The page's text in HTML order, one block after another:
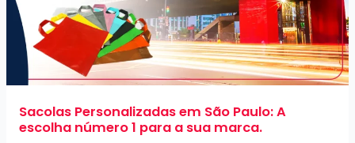
Sacolas Personalizadas em São Paulo: A
escolha número 1 para a sua marca.